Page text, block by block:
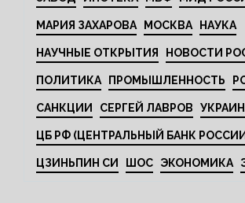
МАРИЯ ЗАХАРОВА МОСКВА НАУКА
НАУЧНЫЕ ОТКРЫТИЯ НОВОСТИ
ПОЛИТИКА ПРОМЫШЛЕННОСТЬ
САНКЦИИ СЕРГЕЙ ЛАВРОВ
ЦБ РФ (ЦЕНТРАЛЬНЫЙ БАНК
ЦЗИНЬПИН СИ ШОС ЭКОНОМИКА